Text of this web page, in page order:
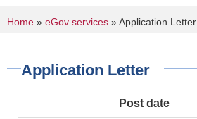
You are here
Home » eGov services » Application Letter
Application Letter
Post date